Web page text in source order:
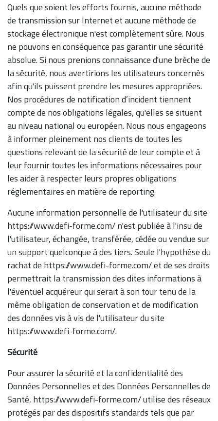
Quels que soient les efforts fournis, aucune méthode
de transmission sur Internet et aucune méthode de
stockage électronique n'est complètement sûre. Nous
ne pouvons en conséquence pas garantir une sécurité
absolue. Si nous prenions connaissance d'une brèche de
la sécurité, nous avertirions les utilisateurs concernés
afin qu'ils puissent prendre les mesures appropriées.
Nos procédures de notification d’incident tiennent
compte de nos obligations légales, qu'elles se situent
au niveau national ou européen. Nous nous engageons
à informer pleinement nos clients de toutes les
questions relevant de la sécurité de leur compte et à
leur fournir toutes les informations nécessaires pour
les aider à respecter leurs propres obligations
réglementaires en matière de reporting.
Aucune information personnelle de l'utilisateur du site
https://www.defi-forme.com/ n'est publiée à l'insu de
l'utilisateur, échangée, transférée, cédée ou vendue sur
un support quelconque à des tiers. Seule l'hypothèse du
rachat de https://www.defi-forme.com/ et de ses droits
permettrait la transmission des dites informations à
l'éventuel acquéreur qui serait à son tour tenu de la
même obligation de conservation et de modification
des données vis à vis de l'utilisateur du site
https://www.defi-forme.com/.
Sécurité
Pour assurer la sécurité et la confidentialité des
Données Personnelles et des Données Personnelles de
Santé, https://www.defi-forme.com/ utilise des réseaux
protégés par des dispositifs standards tels que par